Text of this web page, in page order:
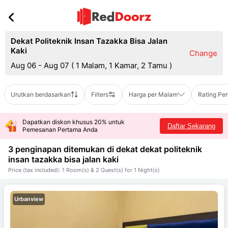
Dekat Politeknik Insan Tazakka Bisa Jalan
Kaki
Aug 06 - Aug 07 ( 1 Malam, 1 Kamar, 2 Tamu )
Change
Urutkan berdasarkan Filters Harga per Malam Rating
Dapatkan diskon khusus 20% untuk
Pemesanan Pertama Anda
Daftar Sekarang
3 penginapan ditemukan di dekat dekat politeknik
insan tazakka bisa jalan kaki
Price (tax included): 1 Room(s) & 2 Guest(s) for 1 Night(s)
Urbanview